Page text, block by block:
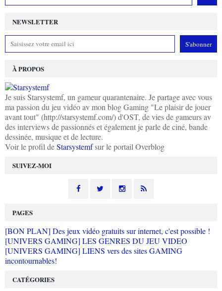
NEWSLETTER
SUIVEZ-MOI
À PROPOS
Je suis Starsystemf, un gameur quarantenaire. Je partage avec vous
ma passion du jeu vidéo av mon blog Gaming "Le plaisir de jouer
avant tout" (http://starsystemf.com/) d'OST, de vies de gameurs av
des interviews de passionnés et également je parle de ciné, bande
dessinée, musique et de lecture.
Voir le profil deStarsystemfsur le portail Overblog
PAGES
[BON PLAN] Des jeux vidéo gratuits sur internet, c'est possible !
[UNIVERS GAMING] LES GENRES DU JEU VIDEO
[UNIVERS GAMING] LIENS vers des sites GAMING
incontournables!
CATÉGORIES